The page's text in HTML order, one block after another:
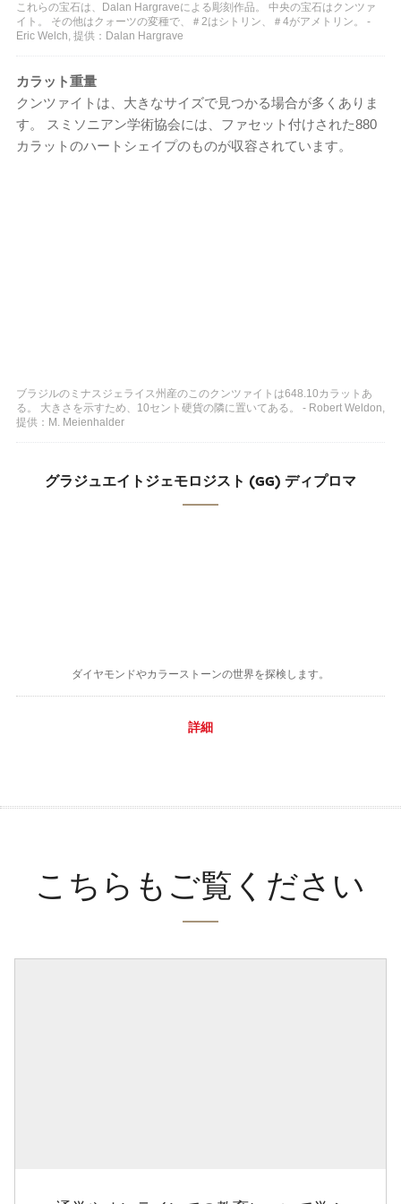
これらの宝石は、Dalan Hargraveによる彫刻作品。 中央の宝石はクンツァ
イト。 その他はクォーツの変種で、＃2はシトリン、＃4がアメトリン。 -
Eric Welch, 提供：Dalan Hargrave
カラット重量
クンツァイトは、大きなサイズで見つかる場合が多くありま
す。 スミソニアン学術協会には、ファセット付けされた880
カラットのハートシェイプのものが収容されています。
ブラジルのミナスジェライス州産のこのクンツァイトは648.10カラットあ
る。 大きさを示すため、10セント硬貨の隣に置いてある。 - Robert Weldon,
提供：M. Meienhalder
グラジュエイトジェモロジスト (GG) ディプロマ
ダイヤモンドやカラーストーンの世界を探検します。
詳細
こちらもご覧ください